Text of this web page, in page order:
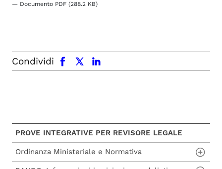
— Documento PDF (288.2 KB)
Condividi
facebook x.com linkedin
PROVE INTEGRATIVE PER REVISORE LEGALE
Ordinanza Ministeriale e Normativa